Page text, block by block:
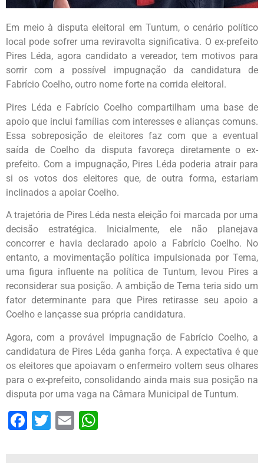
Em meio à disputa eleitoral em Tuntum, o cenário político
local pode sofrer uma reviravolta significativa. O ex-prefeito
Pires Léda, agora candidato a vereador, tem motivos para
sorrir com a possível impugnação da candidatura de
Fabrício Coelho, outro nome forte na corrida eleitoral.
Pires Léda e Fabrício Coelho compartilham uma base de
apoio que inclui famílias com interesses e alianças comuns.
Essa sobreposição de eleitores faz com que a eventual
saída de Coelho da disputa favoreça diretamente o ex-
prefeito. Com a impugnação, Pires Léda poderia atrair para
si os votos dos eleitores que, de outra forma, estariam
inclinados a apoiar Coelho.
A trajetória de Pires Léda nesta eleição foi marcada por uma
decisão estratégica. Inicialmente, ele não planejava
concorrer e havia declarado apoio a Fabrício Coelho. No
entanto, a movimentação política impulsionada por Tema,
uma figura influente na política de Tuntum, levou Pires a
reconsiderar sua posição. A ambição de Tema teria sido um
fator determinante para que Pires retirasse seu apoio a
Coelho e lançasse sua própria candidatura.
Agora, com a provável impugnação de Fabrício Coelho, a
candidatura de Pires Léda ganha força. A expectativa é que
os eleitores que apoiavam o enfermeiro voltem seus olhares
para o ex-prefeito, consolidando ainda mais sua posição na
disputa por uma vaga na Câmara Municipal de Tuntum.
Facebook
Twitter
Email